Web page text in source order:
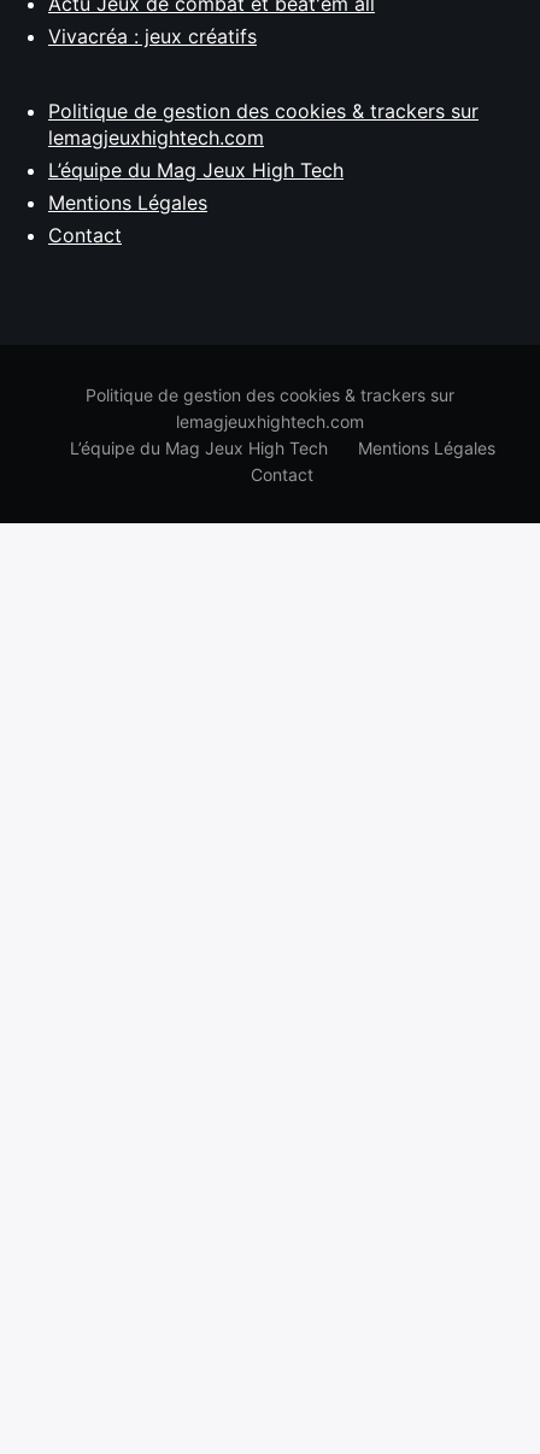
Vivacréa : jeux créatifs
Politique de gestion des cookies & trackers sur
lemagjeuxhightech.com
L’équipe du Mag Jeux High Tech
Mentions Légales
Contact
Politique de gestion des cookies & trackers sur
lemagjeuxhightech.com
L’équipe du Mag Jeux High Tech
Mentions Légales
Contact